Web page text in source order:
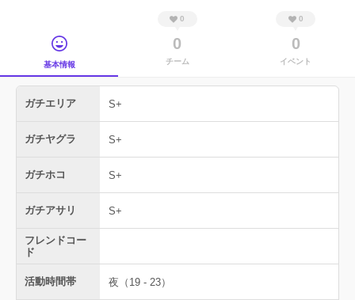
基本情報
0
0
チーム
0
0
イベント
ガチエリア S+
ガチヤグラ S+
ガチホコ S+
ガチアサリ S+
フレンドコー
ド
活動時間帯 夜（19 - 23）